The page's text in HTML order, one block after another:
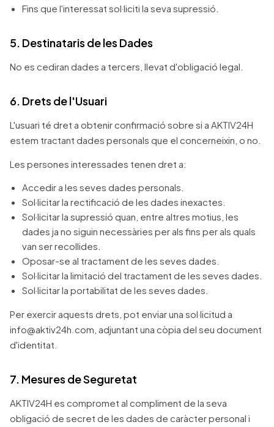
Fins que l'interessat sol·liciti la seva supressió.
5. Destinataris de les Dades
No es cediran dades a tercers, llevat d'obligació legal.
6. Drets de l'Usuari
L'usuari té dret a obtenir confirmació sobre si a AKTIV24H
estem tractant dades personals que el concerneixin, o no.
Les persones interessades tenen dret a:
Accedir a les seves dades personals.
Sol·licitar la rectificació de les dades inexactes.
Sol·licitar la supressió quan, entre altres motius, les
dades ja no siguin necessàries per als fins per als quals
van ser recollides.
Oposar-se al tractament de les seves dades.
Sol·licitar la limitació del tractament de les seves dades.
Sol·licitar la portabilitat de les seves dades.
Per exercir aquests drets, pot enviar una sol·licitud a
info@aktiv24h.com, adjuntant una còpia del seu document
d'identitat.
7. Mesures de Seguretat
AKTIV24H es compromet al compliment de la seva
obligació de secret de les dades de caràcter personal i